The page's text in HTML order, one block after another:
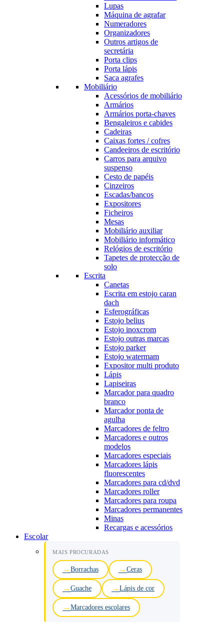
Lupas
Máquina de agrafar
Numeradores
Organizadores
Outros artigos de
secretária
Porta clips
Porta lápis
Saca agrafes
Mobiliário
Acessórios de mobiliário
Armários
Armários porta-chaves
Bengaleiros e cabides
Cadeiras
Caixas fortes / cofres
Candeeiros de escritório
Carros para arquivo
suspenso
Cesto de papéis
Cinzeiros
Escadas/bancos
Expositores
Ficheiros
Mesas
Mobiliário auxiliar
Mobiliário informático
Relógios de escritório
Tapetes de protecção de
solo
Escrita
Canetas
Escrita em estojo caran
dach
Esferográficas
Estojo belius
Estojo inoxcrom
Estojo outras marcas
Estojo parker
Estojo watermam
Expositor multi produto
Lápis
Lapiseiras
Marcador para quadro
branco
Marcador ponta de
agulha
Marcadores de feltro
Marcadores e outros
modelos
Marcadores especiais
Marcadores lápis
fluorescentes
Marcadores para cd/dvd
Marcadores roller
Marcadores para roupa
Marcadores permanentes
Minas
Recargas e acessórios
Escolar
MAIS PROCURADAS
Borrachas Ceras
Guache Lápis de cor
Marcadores escolares